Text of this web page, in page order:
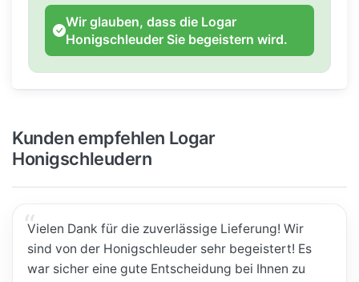
Wir glauben, dass die Logar
Honigschleuder Sie begeistern wird.
Kunden empfehlen Logar
Honigschleudern
Vielen Dank für die zuverlässige Lieferung! Wir
sind von der Honigschleuder sehr begeistert! Es
war sicher eine gute Entscheidung bei Ihnen zu